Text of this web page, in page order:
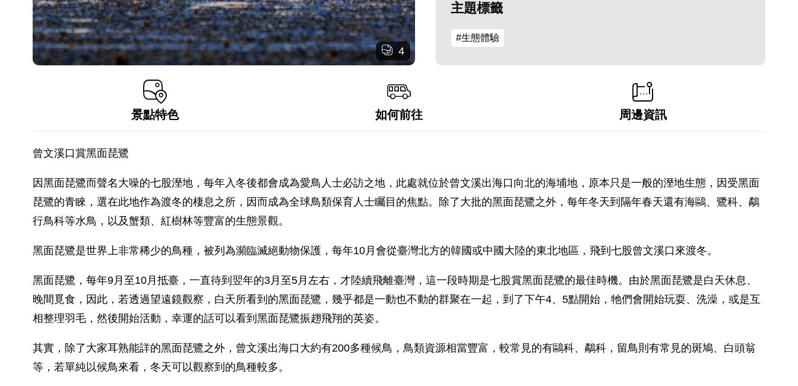
4
主題標籤
#生態體驗
景點特色 如何前往 周邊資訊
曾文溪口賞黑面琵鷺
因黑面琵鷺而聲名大噪的七股溼地，每年入冬後都會成為愛鳥人士必訪之地，此處就位於曾文溪出海口向北的海埔地，原本只是一般的溼地生態，因受黑面
琵鷺的青睞，選在此地作為渡冬的棲息之所，因而成為全球鳥類保育人士矚目的焦點。除了大批的黑面琵鷺之外，每年冬天到隔年春天還有海鷗、鷺科、鷸
行鳥科等水鳥，以及蟹類、紅樹林等豐富的生態景觀。
黑面琵鷺是世界上非常稀少的鳥種，被列為瀕臨滅絕動物保護，每年10月會從臺灣北方的韓國或中國大陸的東北地區，飛到七股曾文溪口來渡冬。
黑面琵鷺，每年9月至10月抵臺，一直待到翌年的3月至5月左右，才陸續飛離臺灣，這一段時期是七股賞黑面琵鷺的最佳時機。由於黑面琵鷺是白天休息、
晚間覓食，因此，若透過望遠鏡觀察，白天所看到的黑面琵鷺，幾乎都是一動也不動的群聚在一起，到了下午4、5點開始，牠們會開始玩耍、洗澡，或是互
相整理羽毛，然後開始活動，幸運的話可以看到黑面琵鷺振趐飛翔的英姿。
其實，除了大家耳熟能詳的黑面琵鷺之外，曾文溪出海口大約有200多種候鳥，鳥類資源相當豐富，較常見的有鷗科、鷸科，留鳥則有常見的斑鳩、白頭翁
等，若單純以候鳥來看，冬天可以觀察到的鳥種較多。